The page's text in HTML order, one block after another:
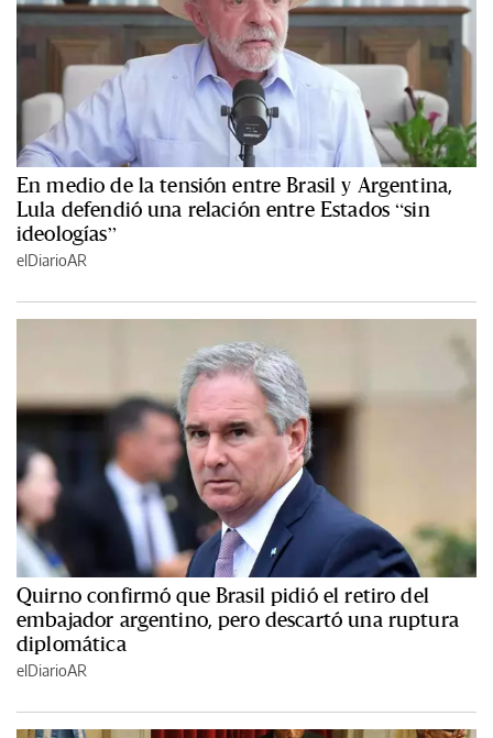
En medio de la tensión entre Brasil y Argentina,
Lula defendió una relación entre Estados “sin
ideologías”
elDiarioAR
Quirno confirmó que Brasil pidió el retiro del
embajador argentino, pero descartó una ruptura
diplomática
elDiarioAR